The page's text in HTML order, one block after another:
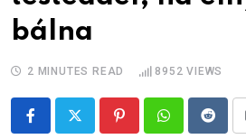
bálna
2 MINUTES READ 8952 VIEWS
PinterestWhatsapp